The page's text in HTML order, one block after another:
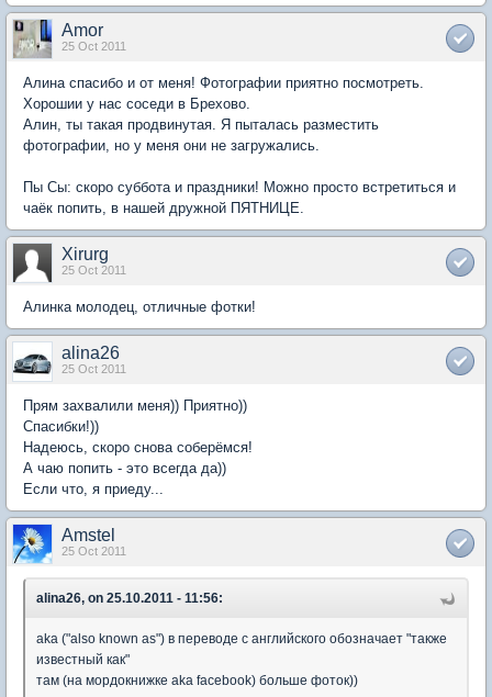
Amor
25 Oct 2011
Алина спасибо и от меня! Фотографии приятно посмотреть.
Хорошии у нас соседи в Брехово.
Алин, ты такая продвинутая. Я пыталась разместить
фотографии, но у меня они не загружались.
Пы Сы: скоро суббота и праздники! Можно просто встретиться и
чаёк попить, в нашей дружной ПЯТНИЦЕ.
Xirurg
25 Oct 2011
Алинка молодец, отличные фотки!
alina26
25 Oct 2011
Прям захвалили меня)) Приятно))
Спасибки!))
Надеюсь, скоро снова соберёмся!
А чаю попить - это всегда да))
Если что, я приеду...
Amstel
25 Oct 2011
alina26, on 25.10.2011 - 11:56:
aka ("also known as") в переводе с английского обозначает "также
известный как"
там (на мордокнижке aka facebook) больше фоток))